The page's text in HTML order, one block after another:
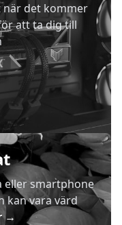
när det kommer
att ta dig till
eller smartphone
kan vara värd
→